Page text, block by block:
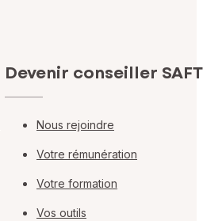
Devenir conseiller
Nous rejoindre
Votre rémunération
Votre formation
Vos outils